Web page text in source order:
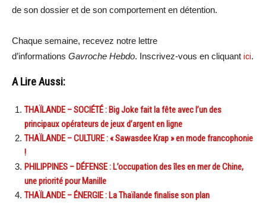
de son dossier et de son comportement en détention.
Chaque semaine, recevez notre lettre
d’informations Gavroche Hebdo. Inscrivez-vous en cliquant ici.
A Lire Aussi:
THAÏLANDE – SOCIÉTÉ : Big Joke fait la fête avec l’un des
principaux opérateurs de jeux d’argent en ligne
THAÏLANDE – CULTURE : « Sawasdee Krap » en mode francophonie
!
PHILIPPINES – DÉFENSE : L’occupation des îles en mer de Chine,
une priorité pour Manille
THAÏLANDE – ÉNERGIE : La Thaïlande finalise son plan